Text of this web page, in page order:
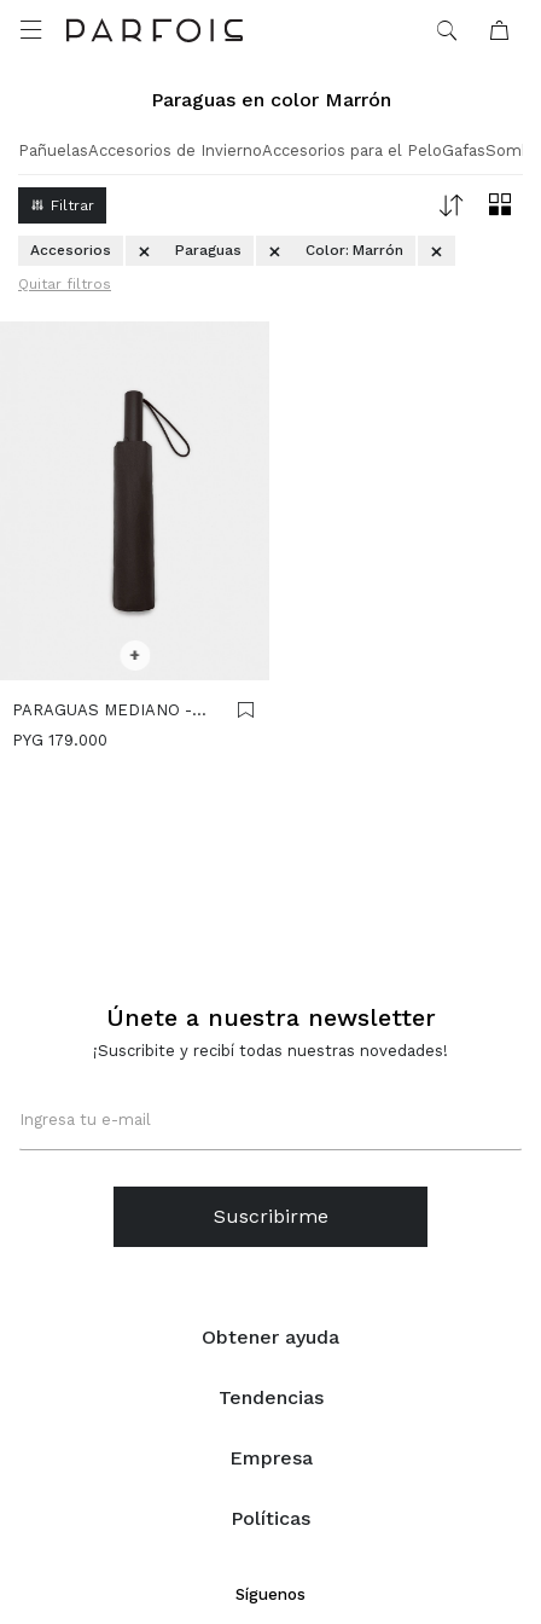

Paraguas en color Marrón
PañuelasAccesorios de InviernoAccesorios para el PeloGafas
Accesorios Paraguas Color: Marrón
Quitar filtros
+
PARAGUAS MEDIANO -
MARRON
PYG 179.000
Obtener ayuda
Tendencias
Empresa
Políticas
Únete a nuestra newsletter
¡Suscribite y recibí todas nuestras novedades!
Suscribirme
Síguenos